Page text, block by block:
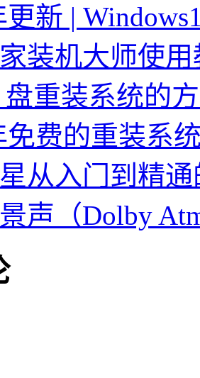
更新 |
装机大师使
重装系统的
免费的重装系
从入门到精
声（Dolby